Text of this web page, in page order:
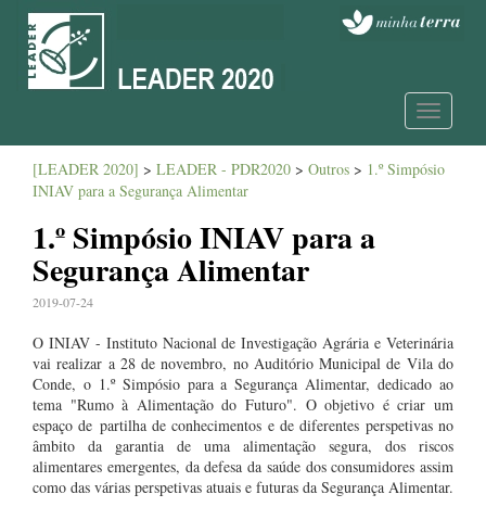
Toggle
[LEADER 2020] > LEADER - PDR2020 > Outros > 1.º Simpósio
INIAV para a Segurança Alimentar
1.º Simpósio INIAV para a
Segurança Alimentar
2019-07-24
O INIAV - Instituto Nacional de Investigação Agrária e Veterinária
vai realizar a 28 de novembro, no Auditório Municipal de Vila do
Conde, o 1.º Simpósio para a Segurança Alimentar, dedicado ao
tema "Rumo à Alimentação do Futuro". O objetivo é criar um
espaço de partilha de conhecimentos e de diferentes perspetivas no
âmbito da garantia de uma alimentação segura, dos riscos
alimentares emergentes, da defesa da saúde dos consumidores assim
como das várias perspetivas atuais e futuras da Segurança Alimentar.